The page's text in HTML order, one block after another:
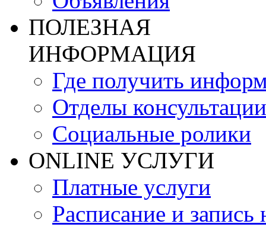
ПОЛЕЗНАЯ
ИНФОРМАЦИЯ
Где получить
Отделы консультации
Социальные ролики
ONLINE УСЛУГИ
Платные услуги
Расписание и запись